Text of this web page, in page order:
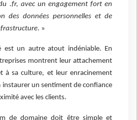
.fr, avec un engagement fort en
des données personnelles et de
. »
est un autre atout indéniable. En
montrent leur attachement
à sa culture, et leur enracinement
instaurer un sentiment de confiance
avec les clients.
de domaine doit être simple et